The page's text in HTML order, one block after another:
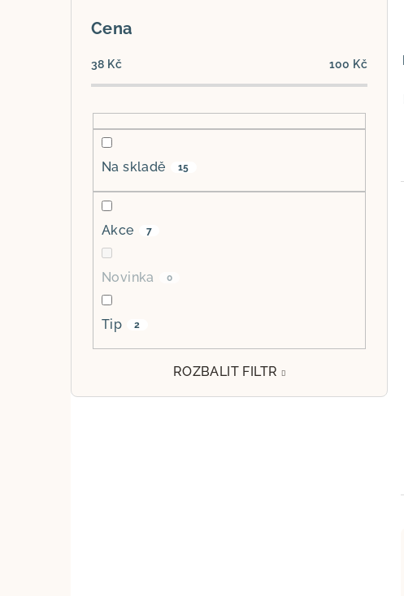
l
Cena
38 Kč 100 Kč
Na skladě 15
Akce 7
Novinka 0
Tip 2
ROZBALIT FILTR